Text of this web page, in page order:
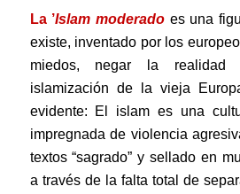
La ’Islam moderado es una
existe, inventado por los
miedos, negar la realidad
islamización de la vieja
evidente: El islam es una
impregnada de violencia
textos “sagrado” y sellado en
a través de la falta total de